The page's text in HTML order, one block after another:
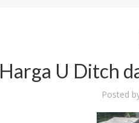
Harga U Ditch
Posted